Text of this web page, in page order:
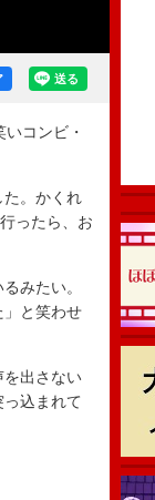
送る
コンビ・
。かくれ
ったら、お
みたい。
」と笑わせ
出さない
込まれて